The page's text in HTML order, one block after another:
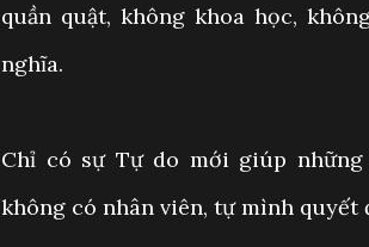
quần quật, không khoa học,
nghĩa.
Chỉ có sự Tự do mới giúp
không có nhân viên, tự mình